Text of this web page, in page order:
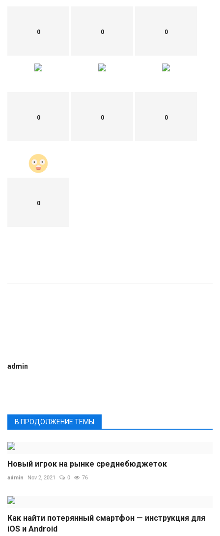
0 0 0
0 0 0
0
admin
В ПРОДОЛЖЕНИЕ ТЕМЫ
Новый игрок на рынке среднебюджеток
admin Nov 2, 2021 0 76
Как найти потерянный смартфон — инструкция для
iOS и Android